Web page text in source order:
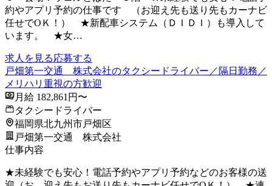
約やアプリ予約の仕事です （お迎え先も送り先もカーナビ
任せでОＫ！） ★新配車システム（ＤＩＤＩ）も導入して
います。 ★女…
求人を見る応募する
戸畑第一交通 株式会社のタクシードライバー／隔日勤務／
メリハリ重視の方歓迎
月給 182,861円〜
タクシードライバー
福岡県北九州市戸畑区
戸畑第一交通 株式会社
仕事内容
★未経験でも安心！電話予約やアプリ予約などのお客様の送